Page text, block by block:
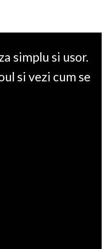
simplu si usor.
si vezi cum se